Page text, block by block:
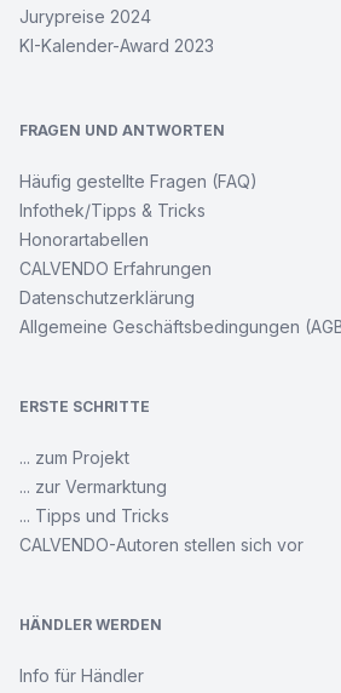
Jurypreise 2024
KI-Kalender-Award 2023
FRAGEN UND ANTWORTEN
Häufig gestellte Fragen (FAQ)
Infothek/Tipps & Tricks
Honorartabellen
CALVENDO Erfahrungen
Datenschutzerklärung
Allgemeine Geschäftsbedingungen
ERSTE SCHRITTE
... zum Projekt
... zur Vermarktung
... Tipps und Tricks
CALVENDO-Autoren stellen sich vor
HÄNDLER WERDEN
Info für Händler